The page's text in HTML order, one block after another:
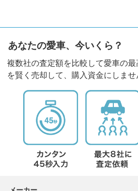
あなたの愛車、今いくら？
複数社の査定額を比較して愛車の
を賢く売却して、購入資金にしませ